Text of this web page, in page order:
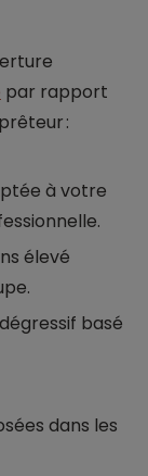
par rapport
:
à votre
élevé
basé
dans les